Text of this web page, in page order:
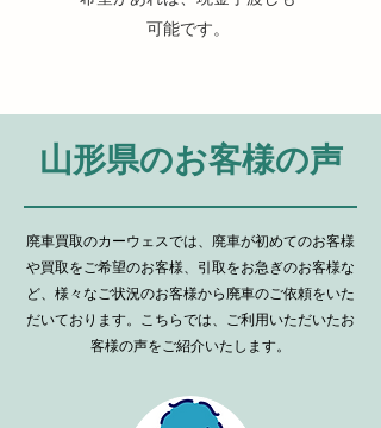
可能です。
​山形県のお客様の声
廃車買取のカーウェスでは、廃車が初めてのお客様
や買取をご希望のお客様、引取をお急ぎのお客様な
ど、様々なご状況のお客様から廃車のご依頼をいた
だいております。こちらでは、ご利用いただいたお
客様の声をご紹介いたします。